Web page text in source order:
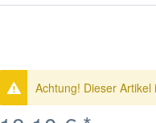
Achtung! Dieser